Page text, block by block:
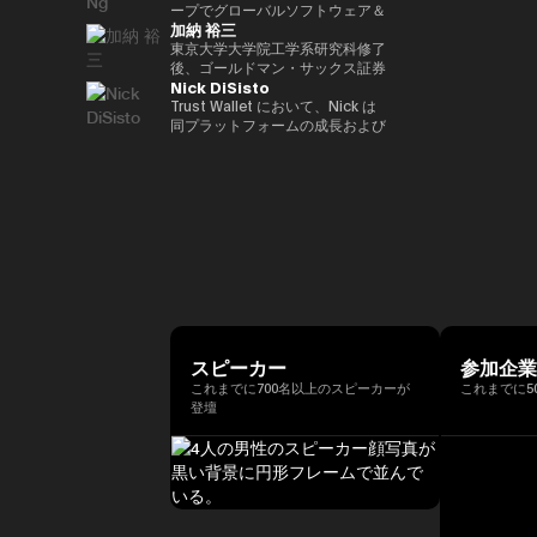
資産の可能性を明確に見据えた
Yat氏は、Animoca Brandsをブ
ロックチェーン、ゲーム、NFT、
そしてオープン・メタバース分野
におけるリーダー的地位へと迅速
に導きました。Animoca Brands
はNFTを中心とした複数の子会社
Entrepreneur of the Year」、さ
らにCointelegraphによる「ブロ
ックチェーン業界で注目すべき
100人」の一人にも選ばれていま
す。 また、Yat氏はクラシック音
楽の正式な訓練を受けた音楽家で
もあり、BAFTA（英国映画テレ
ビ芸術アカデミー）のアドバイザ
リーボードメンバー、ならびに
Asian Youth Orchestraの理事も
れている。 ターピンは2015年に
「ビットコイン四季モデル
（Four Seasons of Bitcoin）」
を開発した人物でもあり、2024
年に Skyhorse Publishing から
刊行された著書『Bitcoin
Supercycle』は高い評価を受
明期におけるマーケティングの先
駆者として、The Motley Fool、
America Online Greenhouse、
Earthlink の立ち上げをはじめ、
数十に及ぶ著名なインターネット
ブランドの成長に関与した。 学
歴としては、ニューヨーク州立大
学バッファロー校にてクリエイテ
ィブ・ライティングの修士号を取
得。シラキュース大学にて二つの
（バーゼル規制担当）、国際局企
画役等を歴任。財務省では国際機
構課企画官として国際金融
（FATF、FSB等）を担当。 一橋
大学法学部卒業。ハーバード大学
でComputer Science for AIを履
修。
経済・金融関係のさらなる強化に
取り組んでいます。 中央銀行、
銀行監督当局、ならびに欧州中央
銀行（ECB）や欧州投資銀行
（EIB）を含む国際金融機関にお
いて15年以上の経験を有し、金
融規制、ガバナンス、コンプライ
2022年 ソニー銀行入社、現在は
ソニー銀行 DX事業企画部長とし
てweb3関連の新規事業企画を推
進。
ィング業務に従事。 その後、株
式会社松尾研究所に参画し、機械
学習プロジェクトの企画から
PoC、開発を一貫して担当。
2022年より同社取締役に就任、
また生成AIに特化したVCファン
ドを新設。
ープでグローバルソフトウェア＆
マネージドサービスビジネスを率
いています。彼は、戦略的な
Microsoft Cloud Solution
Provider（CSP）プログラムを推
進し、Microsoftと連携して関連
するサービスソリューション全体
主要なインターネット企業とのレ
ノボのパートナーシップをグロー
バルにリードしてきました。ま
た、戦略的なAR/VRパートナー
シップも推進しました。
Terence Ngは、ソニーエレクト
ロニクス、ヒューレット・パッカ
ード、Navteq Corporation、ノ
キアなどの主要なテクノロジーブ
ランドで、マーケティング、製品
加納 裕三
東京大学大学院工学系研究科修了
後、ゴールドマン・サックス証券
株式会社等を経て、2014年に株
式会社bitFlyerを共同創業。
bitFlyer創業以降、暗号資産の国
産等取引業協会：JVCEA）を発
起人として設立。内閣官房主催の
官民データ活用推進基本計画実行
委員会にも有識者として出席。
現在、株式会社bitFlyer
Holdings代表取締役CEO、株式
会社bitFlyer 代表取締役、株式会
社bitFlyer Blockchain代表取締
役、bitFlyer USA, Inc.の
Director、株式会社Custodiem
Nick DiSisto
Trust Wallet において、Nick は
同プラットフォームの成長および
使いやすく、安全で、スケーラブ
ルなものにすることを目的として
いる。 Nick は、プロダクト、セ
キュリティ、エンジニアリング、
マーケティングといった各部門と
密接に連携しながら、ユーザー体
験とブロックチェーン技術の交差
点におけるイノベーションを推進
している。 「コードを現実世界
の価値へと変換する」ことに重点
スピーカー
これまでに700名以上のスピーカーが
登壇
参加企業
これまでに